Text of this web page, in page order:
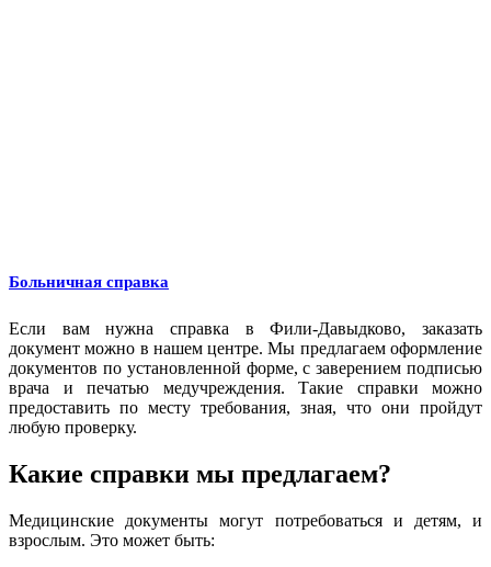
Больничная справка
Если вам нужна справка в Фили-Давыдково, заказать
документ можно в нашем центре. Мы предлагаем оформление
документов по установленной форме, с заверением подписью
врача и печатью медучреждения. Такие справки можно
предоставить по месту требования, зная, что они пройдут
любую проверку.
Какие справки мы предлагаем?
Медицинские документы могут потребоваться и детям, и
взрослым. Это может быть: